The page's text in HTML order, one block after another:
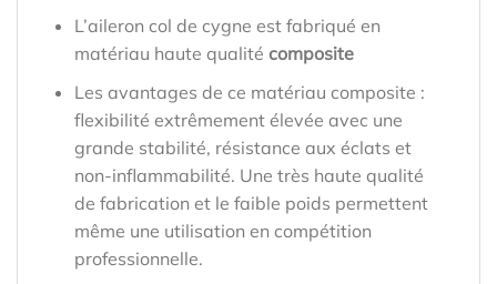
L’aileron col de cygne est fabriqué en
matériau haute qualité composite
Les avantages de ce matériau composite :
flexibilité extrêmement élevée avec une
grande stabilité, résistance aux éclats et
non-inflammabilité. Une très haute qualité
de fabrication et le faible poids permettent
même une utilisation en compétition
professionnelle.